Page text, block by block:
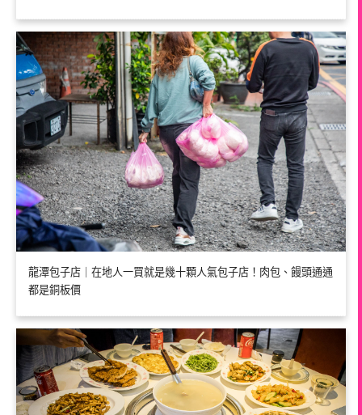
龍潭包子店｜在地人一買就是幾十顆人氣包子店！肉包、饅頭通通
都是銅板價